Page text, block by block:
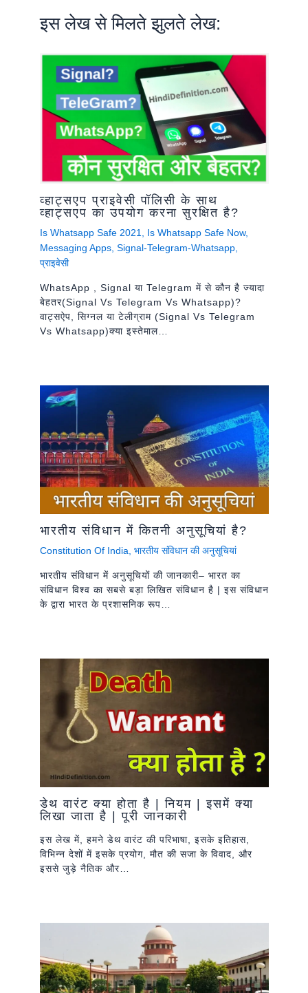
इस लेख से मिलते झुलते लेख:
व्हाट्सएप प्राइवेसी पॉलिसी के साथ
व्हाट्सएप का उपयोग करना सुरक्षित है?
Is Whatsapp Safe 2021, Is Whatsapp Safe Now,
Messaging Apps, Signal-Telegram-Whatsapp,
प्राइवेसी
WhatsApp , Signal या Telegram में से कौन है ज्यादा
बेहतर(signal Vs Telegram Vs Whatsapp)?
वाट्सऐप, सिग्नल या टेलीग्राम (signal Vs Telegram
Vs Whatsapp)क्या इस्तेमाल…
भारतीय संविधान में कितनी अनुसूचियां है?
Constitution Of India भारतीय संविधान की अनुसूचियां
भारतीय संविधान में अनुसूचियों की जानकारी– भारत का
संविधान विश्व का सबसे बड़ा लिखित संविधान है | इस संविधान
के द्वारा भारत के प्रशासनिक रूप…
डेथ वारंट क्या होता है | नियम | इसमें क्या
लिखा जाता है | पूरी जानकारी
इस लेख में, हमने डेथ वारंट की परिभाषा, इसके इतिहास,
विभिन्न देशों में इसके प्रयोग, मौत की सजा के विवाद, और
इससे जुड़े नैतिक और…